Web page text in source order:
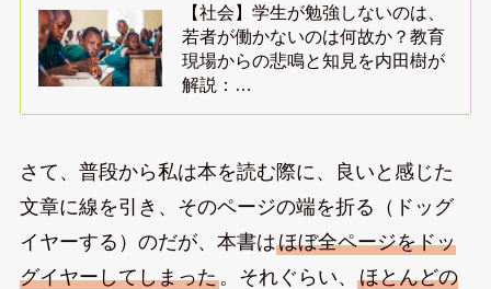
【社会】学生が勉強しないのは、
若者が働かないのは何故か？教育
現場からの悲鳴と知見を内田樹が
解説：…
さて、普段から私は本を読む際に、良いと感じた
文章に線を引き、そのページの端を折る（ドッグ
イヤーする）のだが、本書はほぼ全ページをドッ
グイヤーしてしまった。それぐらい、 ほとんどの